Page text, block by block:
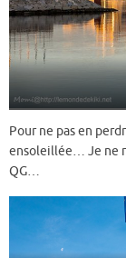
Pour ne pas en
ensoleillée… Je ne
QG…